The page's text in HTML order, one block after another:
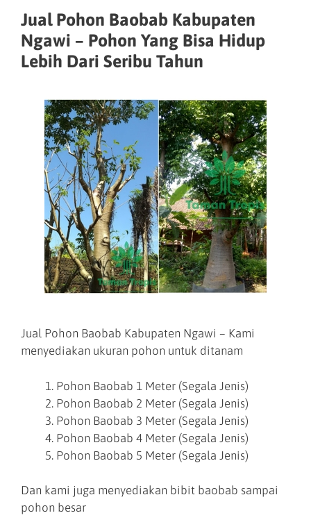
Jual Pohon Baobab Kabupaten
Ngawi – Pohon Yang Bisa Hidup
Lebih Dari Seribu Tahun
Jual Pohon Baobab Kabupaten Ngawi – Kami
menyediakan ukuran pohon untuk ditanam
Pohon Baobab 1 Meter (Segala Jenis)
Pohon Baobab 2 Meter (Segala Jenis)
Pohon Baobab 3 Meter (Segala Jenis)
Pohon Baobab 4 Meter (Segala Jenis)
Pohon Baobab 5 Meter (Segala Jenis)
Dan kami juga menyediakan bibit baobab sampai
pohon besar